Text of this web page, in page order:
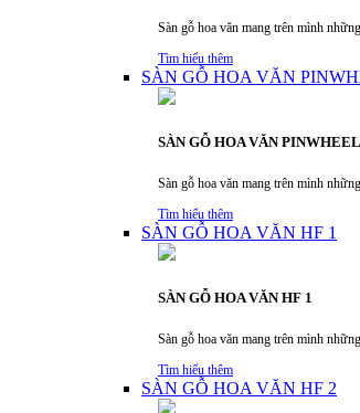
Sàn gỗ hoa văn mang trên mình những
Tìm hiểu thêm
SÀN GỖ HOA VĂN
SÀN GỖ HOA VĂN
Sàn gỗ hoa văn mang trên mình
Tìm hiểu thêm
SÀN GỖ HOA VĂN HF 1
SÀN GỖ HOA VĂN HF 1
Sàn gỗ hoa văn mang trên mình
Tìm hiểu thêm
SÀN GỖ HOA VĂN HF 2